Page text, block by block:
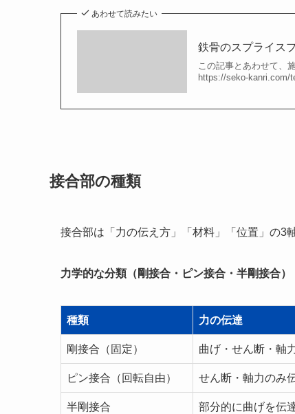
あわせて読みたい
鉄骨のスプライス
この記事とあわせて、
https://seko-kanri.com/
接合部の種類
接合部は「力の伝え方」「材料」「位置」の3
力学的な分類（剛接合・ピン接合・半剛接合）
種類 力の伝達
剛接合（固定） 曲げ・せん断・軸
ピン接合（回転自由） せん断・軸力のみ
半剛接合 部分的に曲げを伝